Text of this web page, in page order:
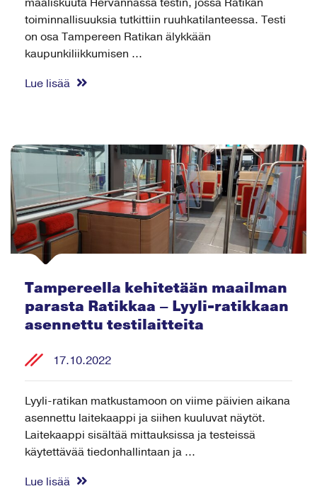
maaliskuuta Hervannassa testin, jossa Ratikan
toiminnallisuuksia tutkittiin ruuhkatilanteessa. Testi
on osa Tampereen Ratikan älykkään
kaupunkiliikkumisen ...
Lue lisää
Tampereella kehitetään maailman
parasta Ratikkaa – Lyyli-ratikkaan
asennettu testilaitteita
17.10.2022
Lyyli-ratikan matkustamoon on viime päivien aikana
asennettu laitekaappi ja siihen kuuluvat näytöt.
Laitekaappi sisältää mittauksissa ja testeissä
käytettävää tiedonhallintaan ja ...
Lue lisää